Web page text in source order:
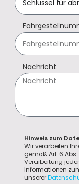
Nachricht
Hinweis zum
Wir verarbeiten
gemäß Art. 6 Abs.
Verarbeitung
Informationen
unserer